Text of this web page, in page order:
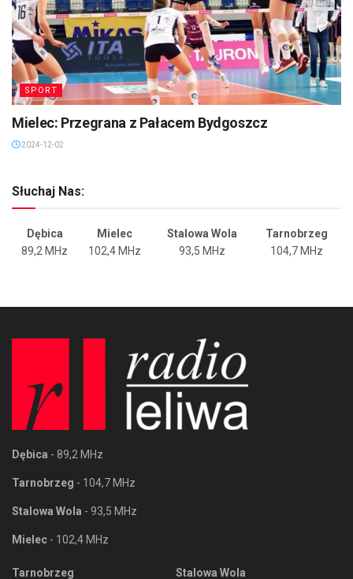
SPORT
Mielec: Przegrana z Pałacem Bydgoszcz
2024-12-02
Słuchaj Nas:
Dębica Mielec Stalowa Wola
Tarnobrzeg
89,2 MHz
102,4 MHz 93,5 MHz 104,7 MHz
Dębica - 89,2 MHz
Tarnobrzeg - 104,7 MHz
Stalowa Wola - 93,5 MHz
Mielec - 102,4 MHz
Tarnobrzeg Stalowa Wola